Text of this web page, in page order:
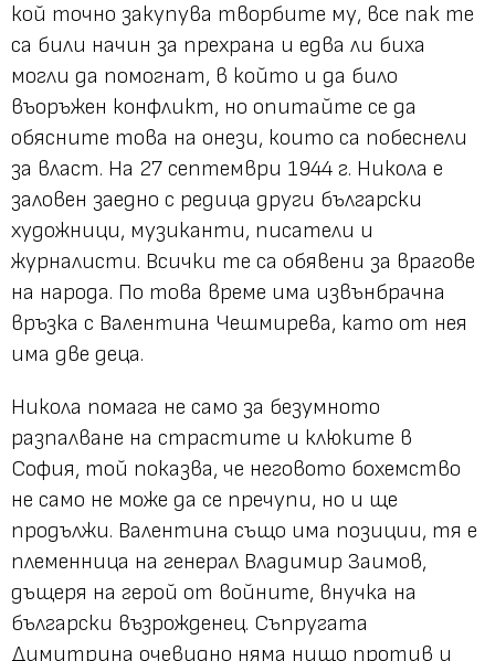
кой точно закупува творбите му, все пак те
са били начин за прехрана и едва ли биха
могли да помогнат, в който и да било
въоръжен конфликт, но опитайте се да
обясните това на онези, които са побеснели
за власт. На 27 септември 1944 г. Никола е
заловен заедно с редица други български
художници, музиканти, писатели и
журналисти. Всички те са обявени за врагове
на народа. По това време има извънбрачна
връзка с Валентина Чешмирева, като от нея
има две деца.
Никола помага не само за безумното
разпалване на страстите и клюките в
София, той показва, че неговото бохемство
не само не може да се пречупи, но и ще
продължи. Валентина също има позиции, тя е
племенница на генерал Владимир Заимов,
дъщеря на герой от войните, внучка на
български възрожденец. Съпругата
Димитрина очевидно няма нищо против и